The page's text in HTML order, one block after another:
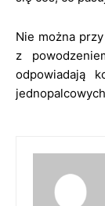
Nie można
z
odpowiadają